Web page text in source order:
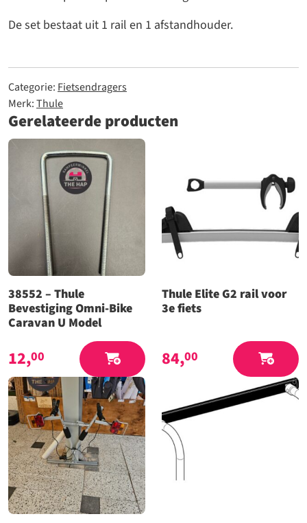
De set bestaat uit 1 rail en 1 afstandhouder.
Categorie: Fietsendragers
Merk:Thule
Gerelateerde producten
38552 – Thule
Bevestiging Omni-Bike
Caravan U Model
12,00
Thule Elite G2 rail voor
3e fiets
84,00